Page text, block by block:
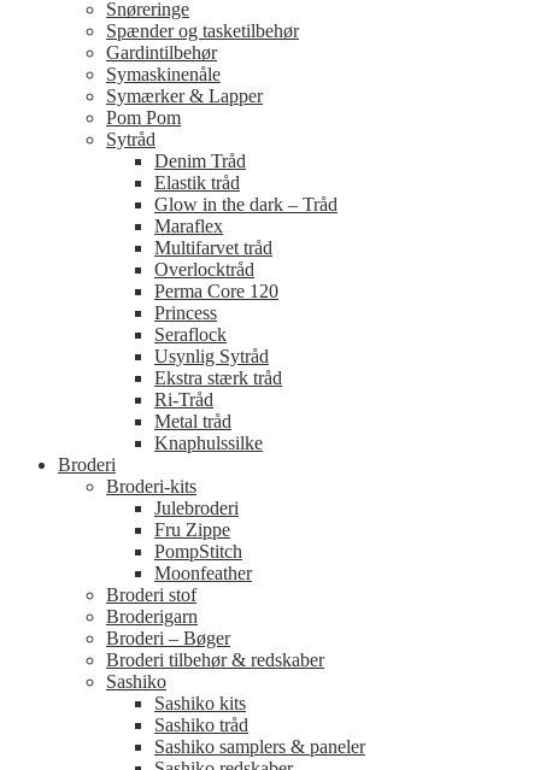
Snøreringe
Spænder og tasketilbehør
Gardintilbehør
Symaskinenåle
Symærker & Lapper
Pom Pom
Sytråd
Denim Tråd
Elastik tråd
Glow in the dark – Tråd
Maraflex
Multifarvet tråd
Overlocktråd
Perma Core 120
Princess
Seraflock
Usynlig Sytråd
Ekstra stærk tråd
Ri-Tråd
Metal tråd
Knaphulssilke
Broderi
Broderi-kits
Julebroderi
Fru Zippe
PompStitch
Moonfeather
Broderi stof
Broderigarn
Broderi – Bøger
Broderi tilbehør & redskaber
Sashiko
Sashiko kits
Sashiko tråd
Sashiko samplers & paneler